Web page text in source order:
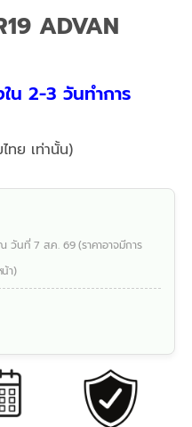
ADVAN
น 2-3 วันทำการ
ทย เท่านั้น)
วันที่ 7 ส.ค. 69 (ราคาอาจมีการ
า)